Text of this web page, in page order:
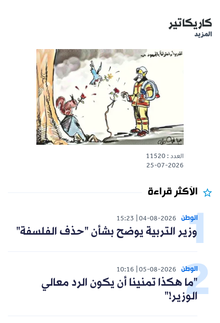
كاريكاتير
المزيد
العدد : 11520
25-07-2026
الأكثر قراءة
الوطن 04-08-2026
15:23
وزير التربية يوضح بشأن "حذف الفلسفة"
الوطن 05-08-2026
10:16
"ما هكذا تمنينا أن يكون الرد معالي
الوزير!"